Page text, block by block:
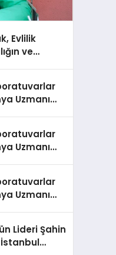
Evlilik
ve
Uzmanı
Uzmanı
Uzmanı
Lideri Şahin
İstanbul